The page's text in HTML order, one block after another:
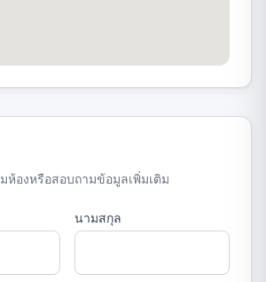
ห้องหรือสอบถามข้อมูลเพิ่มเติม
นามสกุล